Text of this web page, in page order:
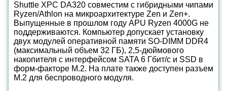
Shuttle XPC DA320 совместим с гибридными чипами
Ryzen/Athlon на микроархитектуре Zen и Zen+.
Выпущенные в прошлом году APU Ryzen 4000G не
поддерживаются. Компьютер допускает установку
двух модулей оперативной памяти SO-DIMM DDR4
(максимальный объем 32 ГБ), 2,5-дюймового
накопителя с интерфейсом SATA 6 Гбит/с и SSD в
форм-факторе M.2. На плате также доступен разъем
M.2 для беспроводного модуля.